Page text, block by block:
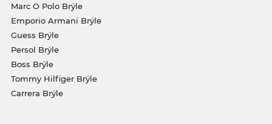
Marc O Polo Brýle
Emporio Armani Brýle
Guess Brýle
Persol Brýle
Boss Brýle
Tommy Hilfiger Brýle
Carrera Brýle